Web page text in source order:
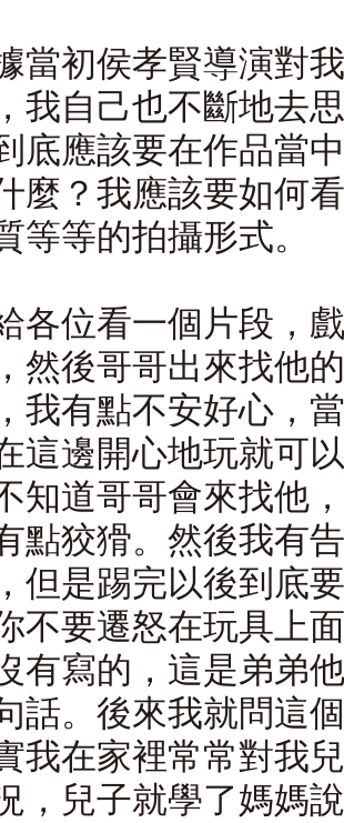
當初侯孝賢導演對
我自己也不斷地去
底應該要在作品當
麼？我應該要如何
等等的拍攝形式。
各位看一個片段，
然後哥哥出來找他
我有點不安好心，
這邊開心地玩就可
知道哥哥會來找他
點狡猾。然後我有
但是踢完以後到底
你不要遷怒在玩具上
有寫的，這是弟弟
話。後來我就問這
我在家裡常常對我
，兒子就學了媽媽